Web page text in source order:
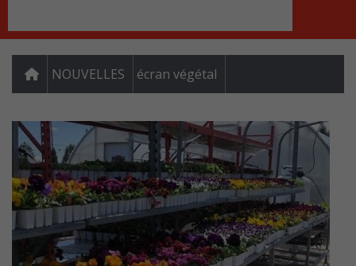
NOUVELLES écran végétal